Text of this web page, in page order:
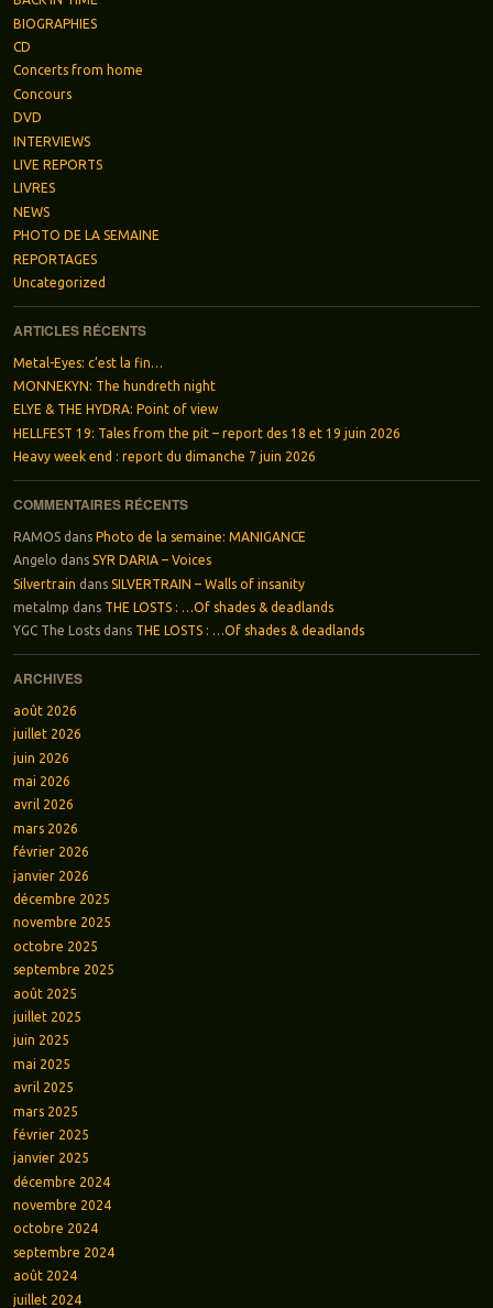
BIOGRAPHIES
CD
Concerts from home
Concours
DVD
INTERVIEWS
LIVE REPORTS
LIVRES
NEWS
PHOTO DE LA SEMAINE
REPORTAGES
Uncategorized
ARTICLES RÉCENTS
Metal-Eyes: c’est la fin…
MONNEKYN: The hundreth night
ELYE & THE HYDRA: Point of view
HELLFEST 19: Tales from the pit – report des 18 et 19 juin 2026
Heavy week end : report du dimanche 7 juin 2026
COMMENTAIRES RÉCENTS
RAMOSdans Photo de la semaine: MANIGANCE
Angelo dans SYR DARIA – Voices
Silvertrain dans SILVERTRAIN – Walls of insanity
metalmp dans THE LOSTS : …Of shades & deadlands
YGC The Lostsdans THE LOSTS : …Of shades & deadlands
ARCHIVES
août 2026
juillet 2026
juin 2026
mai 2026
avril 2026
mars 2026
février 2026
janvier 2026
décembre 2025
novembre 2025
octobre 2025
septembre 2025
août 2025
juillet 2025
juin 2025
mai 2025
avril 2025
mars 2025
février 2025
janvier 2025
décembre 2024
novembre 2024
octobre 2024
septembre 2024
août 2024
juillet 2024